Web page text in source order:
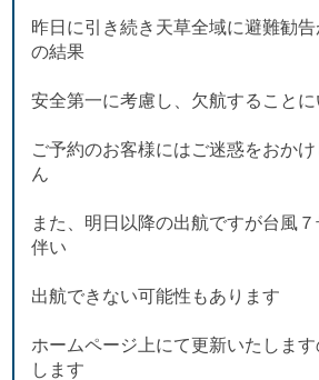
昨日に引き続き天草全域に避難勧
の結果
安全第一に考慮し、欠航すること
ご予約のお客様にはご迷惑をおか
ん
また、明日以降の出航ですが台風
伴い
出航できない可能性もあります
ホームページ上にて更新いたしま
します